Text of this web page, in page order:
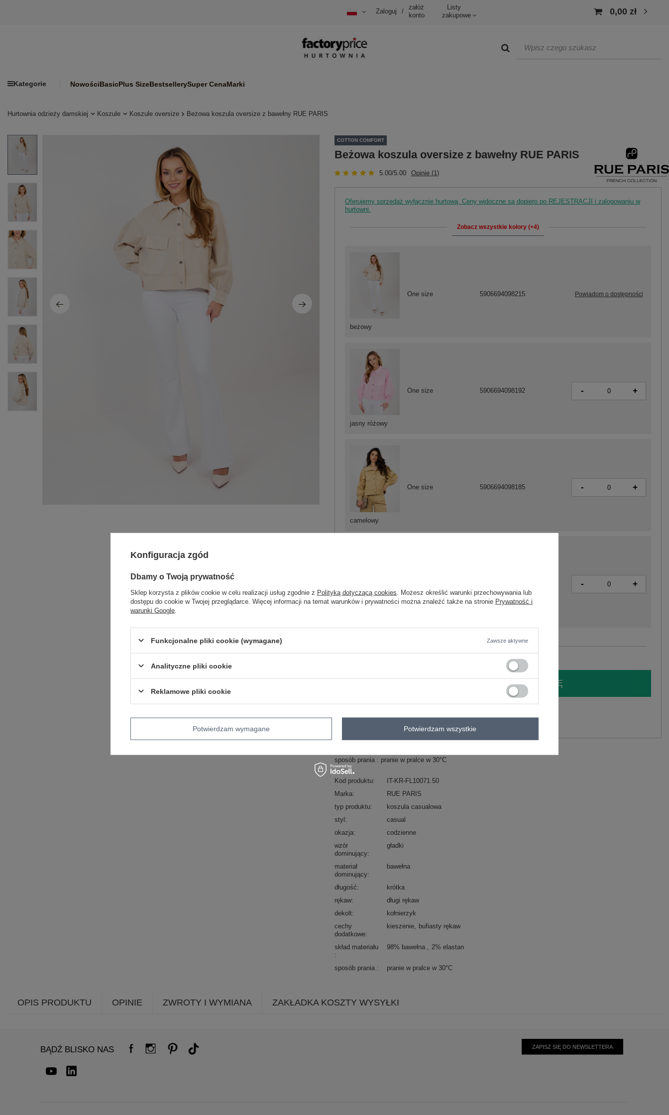
Zaloguj /
załóż
konto
Listy
zakupowe
0,00 zł
Kategorie NowościBasicPlus SizeBestsellerySuper CenaMarki
Hurtownia odzieży damskiej Koszule Koszule oversize Beżowa koszula oversize z bawełny RUE PARIS
COTTON COMFORT
Beżowa koszula oversize z bawełny RUE PARIS
5.00/5.00 Opinie (1)
Oferujemy sprzedaż wyłącznie hurtową. Ceny widoczne są dopiero po REJESTRACJI i zalogowaniu w
hurtowni.
Zobacz wszystkie kolory (+4)
jasny różowy
One size 5906694098192 - +
camelowy
One size 5906694098185 - +
- +
beżowy
One size 5906694098215 Powiadom o dostępności
Zobacz wszystkie kolory (+4)
ZALOGUJ SIĘ I ZOBACZ CENĘ
sposób prania : pranie w pralce w 30°C
Kod produktu
IT-KR-FL10071.50
Marka
RUE PARIS
typ produktu
koszula casualowa
styl
casual
okazja
codzienne
wzór
dominujący
gładki
materiał
dominujący
bawełna
długość
krótka
rękaw
długi rękaw
dekolt
kołnierzyk
cechy
dodatkowe
kieszenie bufiasty rękaw
skład materiału 98% bawełna 2% elastan
sposób prania pranie w pralce w 30°C
OPIS PRODUKTU OPINIE ZWROTY I WYMIANA ZAKŁADKA KOSZTY WYSYŁKI
BĄDŹ BLISKO NAS ZAPISZ SIĘ DO NEWSLETTERA
Konfiguracja zgód
Dbamy o Twoją prywatność
Sklep korzysta z plików cookie w celu realizacji usług zgodnie z Polityką dotyczącą cookies . Możesz określić warunki przechowywania lub
dostępu do cookie w Twojej przeglądarce. Więcej informacji na temat warunków i prywatności można znaleźć także na stronie Prywatność i
warunki Google
Funkcjonalne pliki cookie (wymagane) Zawsze aktywne
Analityczne pliki cookie
Reklamowe pliki cookie
Potwierdzam wymagane Potwierdzam wszystkie